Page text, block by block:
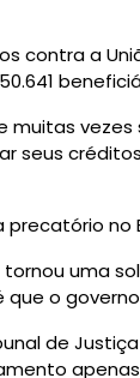
a
muitas vezes
seus
no
uma
o
de
apenas